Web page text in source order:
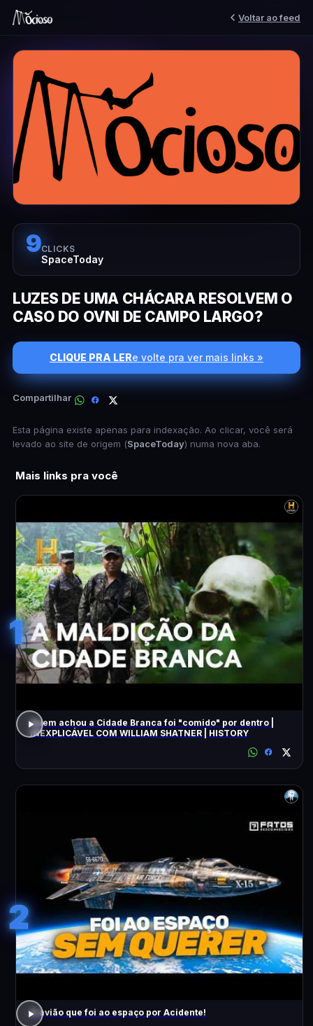
Voltar ao feed
9CLICKS
SpaceToday
LUZES DE UMA CHÁCARA RESOLVEM O
CASO DO OVNI DE CAMPO LARGO?
CLIQUE PRA LERe volte pra ver mais links »
Compartilhar
Esta página existe apenas para indexação. Ao clicar, você será
levado ao site de origem (SpaceToday) numa nova aba.
Mais links pra você
1
Quem achou a Cidade Branca foi "comido" por dentro |
INEXPLICÁVEL COM WILLIAM SHATNER | HISTORY
2
O avião que foi ao espaço por Acidente!